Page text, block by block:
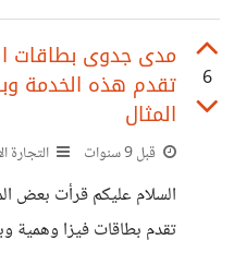
بعض هذه البنوك بأقل
من المقدمين و كلهم لا
لمن يعرف بعض الحلول..
بطاقة الفيزا الحقيقية
وأنا أحتاج إلى بطاقة
يقدم الخدمة ولا تحتاج
6
مدى جدوى بطاقات
المثال
قبل 9 سنوات التجارة
السلام عليكم قرأت بعض
تقدم بطاقات فيزا وهمية